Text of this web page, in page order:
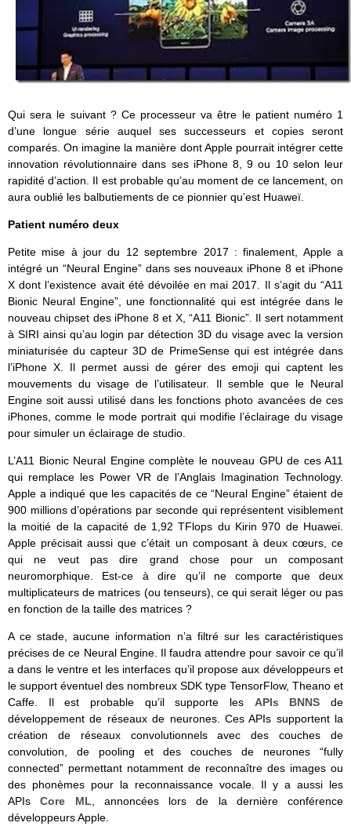
Qui sera le suivant ? Ce processeur va être le patient numéro 1
d’une longue série auquel ses successeurs et copies seront
comparés. On imagine la manière dont Apple pourrait intégrer cette
innovation révolutionnaire dans ses iPhone 8, 9 ou 10 selon leur
rapidité d’action. Il est probable qu’au moment de ce lancement, on
aura oublié les balbutiements de ce pionnier qu’est Huaweï.
Patient numéro deux
Petite mise à jour du 12 septembre 2017 : finalement, Apple a
intégré un “Neural Engine” dans ses nouveaux iPhone 8 et iPhone
X dont l’existence avait été dévoilée en mai 2017. Il s’agit du “A11
Bionic Neural Engine”, une fonctionnalité qui est intégrée dans le
nouveau chipset des iPhone 8 et X, “A11 Bionic”. Il sert notamment
à SIRI ainsi qu’au login par détection 3D du visage avec la version
miniaturisée du capteur 3D de PrimeSense qui est intégrée dans
l’iPhone X. Il permet aussi de gérer des emoji qui captent les
mouvements du visage de l’utilisateur. Il semble que le Neural
Engine soit aussi utilisé dans les fonctions photo avancées de ces
iPhones, comme le mode portrait qui modifie l’éclairage du visage
pour simuler un éclairage de studio.
L’A11 Bionic Neural Engine complète le nouveau GPU de ces A11
qui remplace les Power VR de l’Anglais Imagination Technology.
Apple a indiqué que les capacités de ce “Neural Engine” étaient de
900 millions d’opérations par seconde qui représentent visiblement
la moitié de la capacité de 1,92 TFlops du Kirin 970 de Huawei.
Apple précisait aussi que c’était un composant à deux cœurs, ce
qui ne veut pas dire grand chose pour un composant
neuromorphique. Est-ce à dire qu’il ne comporte que deux
multiplicateurs de matrices (ou tenseurs), ce qui serait léger ou pas
en fonction de la taille des matrices ?
A ce stade, aucune information n’a filtré sur les caractéristiques
précises de ce Neural Engine. Il faudra attendre pour savoir ce qu’il
a dans le ventre et les interfaces qu’il propose aux développeurs et
le support éventuel des nombreux SDK type TensorFlow, Theano et
Caffe. Il est probable qu’il supporte les APIs BNNSde
développement de réseaux de neurones. Ces APIs supportent la
création de réseaux convolutionnels avec des couches de
convolution, de pooling et des couches de neurones “fully
connected” permettant notamment de reconnaître des images ou
des phonèmes pour la reconnaissance vocale. Il y a aussi les
APIsCore ML , annoncées lors de la dernière conférence
développeurs Apple.